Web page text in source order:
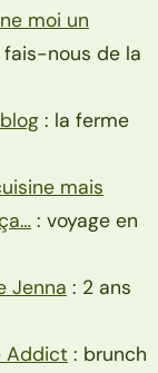
moi un
nous de la
: la ferme
mais
: voyage en
Jenna : 2 ans
Addict : brunch